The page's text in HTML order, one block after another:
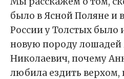
было в Ясной Поляне и
России у Толстых было
новую породу лошадей
Николаевич, почему
любила ездить верхом,